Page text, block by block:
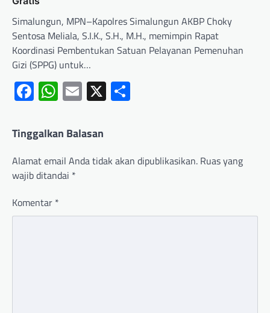
Simalungun, MPN–Kapolres Simalungun AKBP Choky
Sentosa Meliala, S.I.K., S.H., M.H., memimpin Rapat
Koordinasi Pembentukan Satuan Pelayanan Pemenuhan
Gizi (SPPG) untuk…
Facebook
WhatsApp
Email
X
Tinggalkan Balasan
Alamat email Anda tidak akan dipublikasikan. Ruas yang
wajib ditandai *
Komentar *